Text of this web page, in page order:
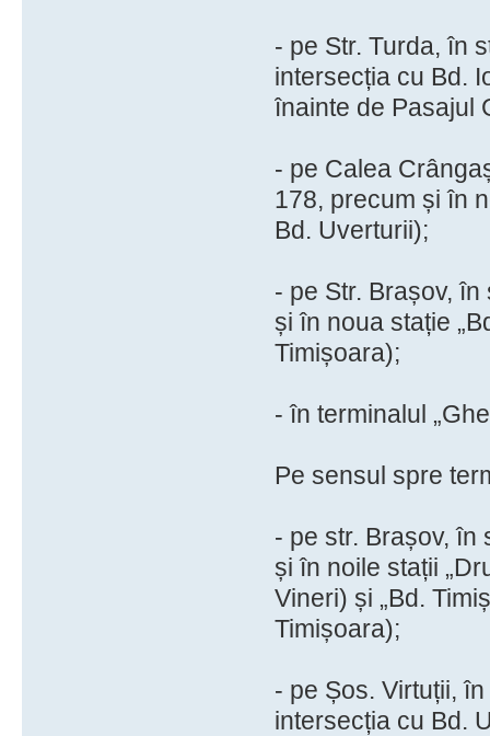
- pe Str. Turda, în
intersecția cu Bd.
înainte de Pasajul
- pe Calea
178, precum și în
Bd. Uverturii);
- pe Str. Brașov,
și în noua stație
Timișoara);
- în terminalul
Pe sensul spre
- pe str. Brașov, în
și în noile stații
Vineri) și „Bd.
Timișoara);
- pe Șos. Virtuții,
intersecția cu Bd.